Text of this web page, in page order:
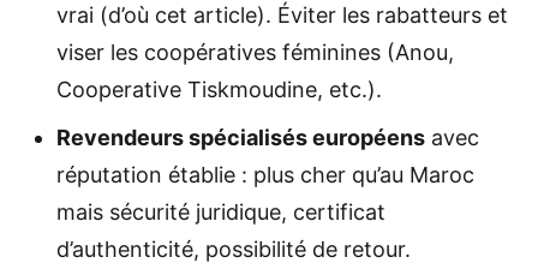
vrai (d’où cet article). Éviter les rabatteurs et
viser les coopératives féminines (Anou,
Cooperative Tiskmoudine, etc.).
Revendeurs spécialisés européens avec
réputation établie : plus cher qu’au Maroc
mais sécurité juridique, certificat
d’authenticité, possibilité de retour.